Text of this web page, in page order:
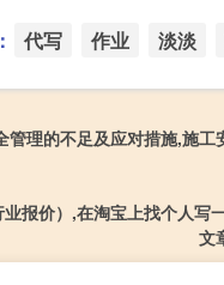
代写 作业 淡淡
管理的不足及应对措施,施工
报价）,在淘宝上找个人写
文